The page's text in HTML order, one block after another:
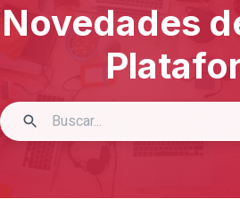
Novedades